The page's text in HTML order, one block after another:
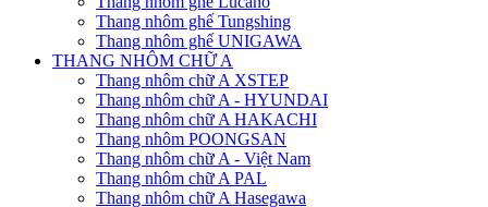
Thang nhôm ghế Tungshing
Thang nhôm ghế UNIGAWA
THANG NHÔM CHỮ A
Thang nhôm chữ A XSTEP
Thang nhôm chữ A - HYUNDAI
Thang nhôm chữ A HAKACHI
Thang nhôm POONGSAN
Thang nhôm chữ A - Việt Nam
Thang nhôm chữ A PAL
Thang nhôm chữ A Hasegawa